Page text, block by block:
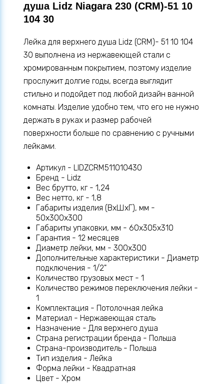
душа Lidz Niagara 230 (CRM)-51 10
104 30
Лейка для верхнего душа Lidz (CRM)- 51 10 104
30 выполнена из нержавеющей стали с
хромированным покрытием, поэтому изделие
прослужит долгие годы, всегда выглядит
стильно и подойдет под любой дизайн ванной
комнаты. Изделие удобно тем, что его не нужно
держать в руках и размер рабочей
поверхности больше по сравнению с ручными
лейками.
Артикул - LIDZCRM511010430
Бренд - Lidz
Вес брутто, кг - 1,24
Вес нетто, кг - 1,8
Габариты изделия (ВхШхГ), мм -
50х300х300
Габариты упаковки, мм - 60х305х310
Гарантия - 12 месяцев
Диаметр лейки, мм - 300х300
Дополнительные характеристики - Диаметр
подключения - 1/2"
Количество грузовых мест - 1
Количество режимов переключения лейки -
1
Комплектация - Потолочная лейка
Материал - Нержавеющая сталь
Назначение - Для верхнего душа
Страна регистрации бренда - Польша
Страна-производитель - Польша
Тип изделия - Лейка
Форма лейки - Квадратная
Цвет - Хром